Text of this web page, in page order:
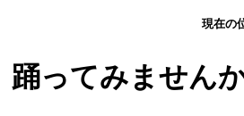
現在の
踊ってみません